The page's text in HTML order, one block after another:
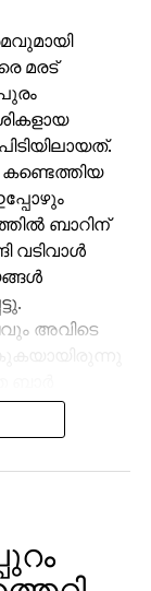
മരട്
ബാറിന്
വടിവാള്‍
അവിടെ
പ്രതികളുടെ